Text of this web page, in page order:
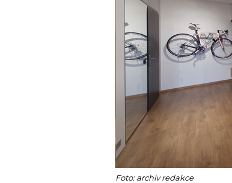
Foto: archiv redakce